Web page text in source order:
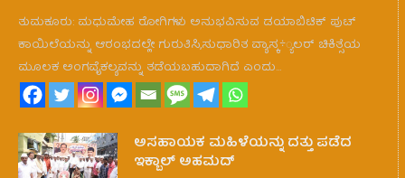
ತುಮಕೂರು: ಮಧುಮೇಹ ರೋಗಿಗಳು ಅನುಭವಿಸುವ ಡಯಾಬಿಟಿಕ್ ಪುಟ್
ಕಾಯಿಲೆಯನ್ನು ಆರಂಭದಲ್ಲೇ ಗುರುತಿಸಿ,ಸುಧಾರಿತ ವ್ಯಾಸ್ಕ÷್ಯಲರ್ ಚಿಕಿತ್ಸೆಯ
ಮೂಲಕ ಅಂಗವೈಕಲ್ಯವನ್ನು ತಡೆಯಬಹುದಾಗಿದೆ ಎಂದು…
ಅಸಹಾಯಕ ಮಹಿಳೆಯನ್ನು ದತ್ತು ಪಡೆದ
ಇಕ್ಬಾಲ್ ಅಹಮದ್